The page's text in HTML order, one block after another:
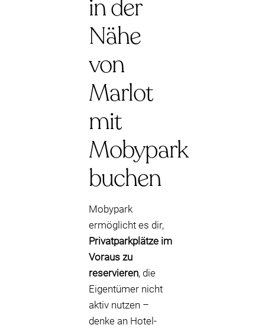
in der
Nähe
von
Marlot
mit
Mobypark
buchen
Mobypark
ermöglicht es dir,
Privatparkplätze im
Voraus zu
reservieren, die
Eigentümer nicht
aktiv nutzen –
denke an Hotel-